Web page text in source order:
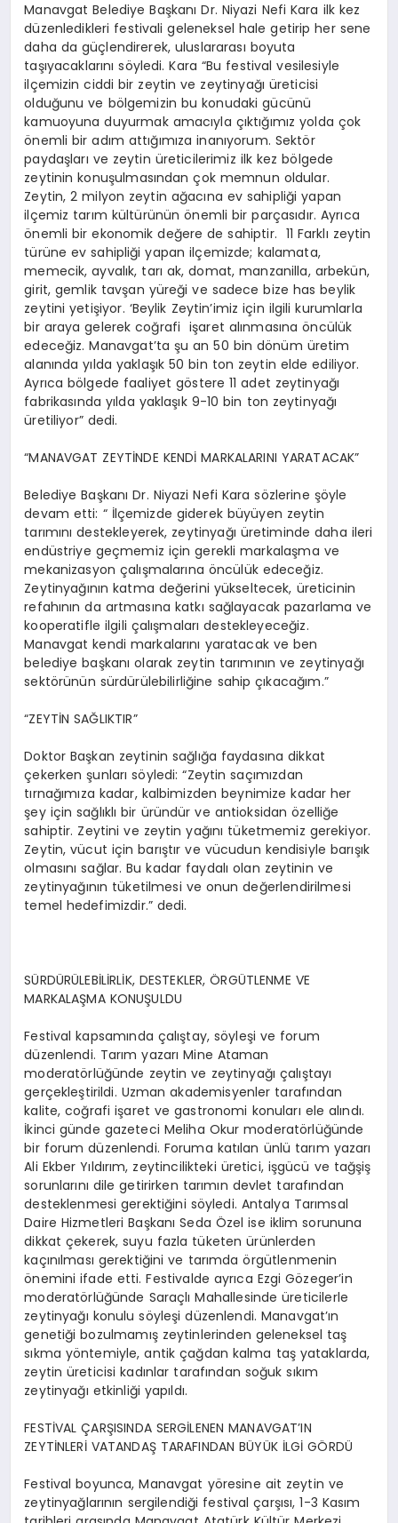
Manavgat Belediye Başkanı Dr. Niyazi Nefi Kara ilk kez
düzenledikleri festivali geleneksel hale getirip her sene
daha da güçlendirerek, uluslararası boyuta
taşıyacaklarını söyledi. Kara “Bu festival vesilesiyle
ilçemizin ciddi bir zeytin ve zeytinyağı üreticisi
olduğunu ve bölgemizin bu konudaki gücünü
kamuoyuna duyurmak amacıyla çıktığımız yolda çok
önemli bir adım attığımıza inanıyorum. Sektör
paydaşları ve zeytin üreticilerimiz ilk kez bölgede
zeytinin konuşulmasından çok memnun oldular.
Zeytin, 2 milyon zeytin ağacına ev sahipliği yapan
ilçemiz tarım kültürünün önemli bir parçasıdır. Ayrıca
önemli bir ekonomik değere de sahiptir. 11 Farklı zeytin
türüne ev sahipliği yapan ilçemizde; kalamata,
memecik, ayvalık, tarı ak, domat, manzanilla, arbekün,
girit, gemlik tavşan yüreği ve sadece bize has beylik
zeytini yetişiyor. ‘Beylik Zeytin’imiz için ilgili kurumlarla
bir araya gelerek coğrafi işaret alınmasına öncülük
edeceğiz. Manavgat’ta şu an 50 bin dönüm üretim
alanında yılda yaklaşık 50 bin ton zeytin elde ediliyor.
Ayrıca bölgede faaliyet göstere 11 adet zeytinyağı
fabrikasında yılda yaklaşık 9-10 bin ton zeytinyağı
üretiliyor” dedi.
“MANAVGAT ZEYTİNDE KENDİ MARKALARINI YARATACAK”
Belediye Başkanı Dr. Niyazi Nefi Kara sözlerine şöyle
devam etti: “ İlçemizde giderek büyüyen zeytin
tarımını destekleyerek, zeytinyağı üretiminde daha ileri
endüstriye geçmemiz için gerekli markalaşma ve
mekanizasyon çalışmalarına öncülük edeceğiz.
Zeytinyağının katma değerini yükseltecek, üreticinin
refahının da artmasına katkı sağlayacak pazarlama ve
kooperatifle ilgili çalışmaları destekleyeceğiz.
Manavgat kendi markalarını yaratacak ve ben
belediye başkanı olarak zeytin tarımının ve zeytinyağı
sektörünün sürdürülebilirliğine sahip çıkacağım.”
“ZEYTİN SAĞLIKTIR”
Doktor Başkan zeytinin sağlığa faydasına dikkat
çekerken şunları söyledi: “Zeytin saçımızdan
tırnağımıza kadar, kalbimizden beynimize kadar her
şey için sağlıklı bir üründür ve antioksidan özelliğe
sahiptir. Zeytini ve zeytin yağını tüketmemiz gerekiyor.
Zeytin, vücut için barıştır ve vücudun kendisiyle barışık
olmasını sağlar. Bu kadar faydalı olan zeytinin ve
zeytinyağının tüketilmesi ve onun değerlendirilmesi
temel hedefimizdir.” dedi.
SÜRDÜRÜLEBİLİRLİK, DESTEKLER, ÖRGÜTLENME VE
MARKALAŞMA KONUŞULDU
Festival kapsamında çalıştay, söyleşi ve forum
düzenlendi. Tarım yazarı Mine Ataman
moderatörlüğünde zeytin ve zeytinyağı çalıştayı
gerçekleştirildi. Uzman akademisyenler tarafından
kalite, coğrafi işaret ve gastronomi konuları ele alındı.
İkinci günde gazeteci Meliha Okur moderatörlüğünde
bir forum düzenlendi. Foruma katılan ünlü tarım yazarı
Ali Ekber Yıldırım, zeytincilikteki üretici, işgücü ve tağşiş
sorunlarını dile getirirken tarımın devlet tarafından
desteklenmesi gerektiğini söyledi. Antalya Tarımsal
Daire Hizmetleri Başkanı Seda Özel ise iklim sorununa
dikkat çekerek, suyu fazla tüketen ürünlerden
kaçınılması gerektiğini ve tarımda örgütlenmenin
önemini ifade etti. Festivalde ayrıca Ezgi Gözeger’in
moderatörlüğünde Saraçlı Mahallesinde üreticilerle
zeytinyağı konulu söyleşi düzenlendi. Manavgat’ın
genetiği bozulmamış zeytinlerinden geleneksel taş
sıkma yöntemiyle, antik çağdan kalma taş yataklarda,
zeytin üreticisi kadınlar tarafından soğuk sıkım
zeytinyağı etkinliği yapıldı.
FESTİVAL ÇARŞISINDA SERGİLENEN MANAVGAT’IN
ZEYTİNLERİ VATANDAŞ TARAFINDAN BÜYÜK İLGİ GÖRDÜ
Festival boyunca, Manavgat yöresine ait zeytin ve
zeytinyağlarının sergilendiği festival çarşısı, 1-3 Kasım